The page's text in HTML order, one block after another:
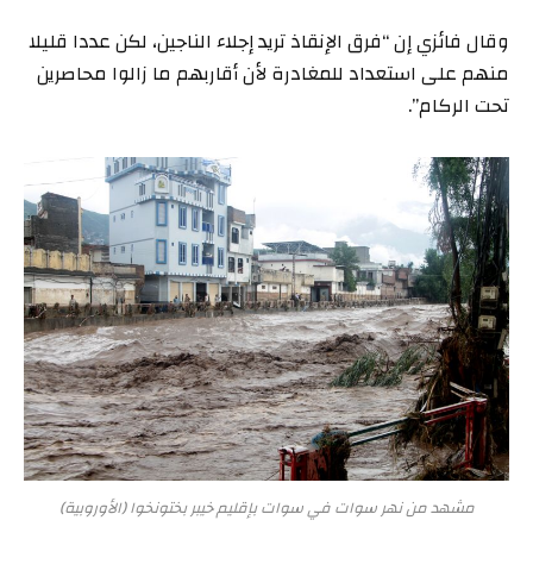
وقال فائزي إن “فرق الإنقاذ تريد إجلاء الناجين، لكن عددا قليلا
منهم على استعداد للمغادرة لأن أقاربهم ما زالوا محاصرين
تحت الركام”.
مشهد من نهر سوات في سوات بإقليم خيبر بختونخوا (الأوروبية)